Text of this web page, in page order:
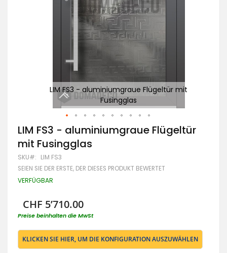
LIM FS3 - aluminiumgraue Flügeltür mit
Fusingglas
Zum
Anfang
der
Bildgalerie
springen
LIM FS3 - aluminiumgraue Flügeltür
mit Fusingglas
SKU LIM FS3
SEIEN SIE DER ERSTE, DER DIESES PRODUKT BEWERTET
VERFÜGBAR
CHF 5’710.00
Preise beinhalten die MwSt
KLICKEN SIE HIER, UM DIE KONFIGURATION AUSZUWÄHLEN